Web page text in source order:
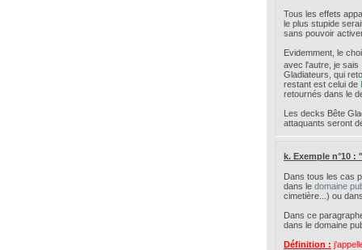
Tous les effets
le plus stupide
sans pouvoir
Evidemment, le
avec l'autre, je sais
Gladiateurs, qui
restant est celui de
retournés dans le
Les decks Bête
attaquants seront
k. Exemple n°10
Dans tous les cas
dans le domaine
cimetière...) ou
Dans ce
dans le domaine
Définition :